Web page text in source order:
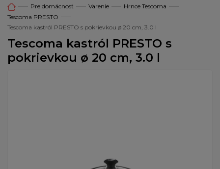
Pre domácnosť Varenie
Hrnce Tescoma
Tescoma PRESTO
Tescoma kastról PRESTO s pokrievkou ø 20 cm, 3.0 l
Tescoma kastról PRESTO s
pokrievkou ø 20 cm, 3.0 l